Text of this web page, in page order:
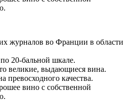
журналов во Франции в области
20-бальной шкале.
великие, выдающиеся вина.
превосходного качества.
вино с собственной